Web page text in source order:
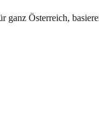
ganz Österreich,